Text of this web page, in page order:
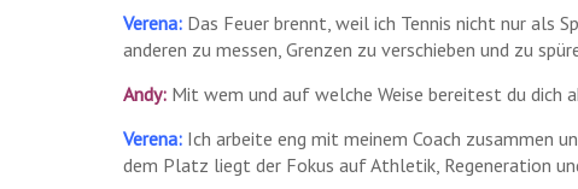
Verena: Das Feuer brennt, weil ich Tennis nicht nur als
anderen zu messen, Grenzen zu verschieben und zu
Andy: Mit wem und auf welche Weise bereitest du dich
Verena: Ich arbeite eng mit meinem Coach zusammen
dem Platz liegt der Fokus auf Athletik, Regeneration